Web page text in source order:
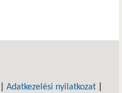
Adatkezelési nyilatkozat